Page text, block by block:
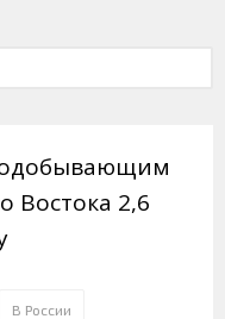
Востока 2,6
В России